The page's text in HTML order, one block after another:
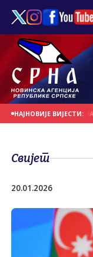
НАЈНОВИЈЕ ВИЈЕСТИ:
ВОЗАЧ ПОЗИТИВАН НА
Свијет
20.01.2026